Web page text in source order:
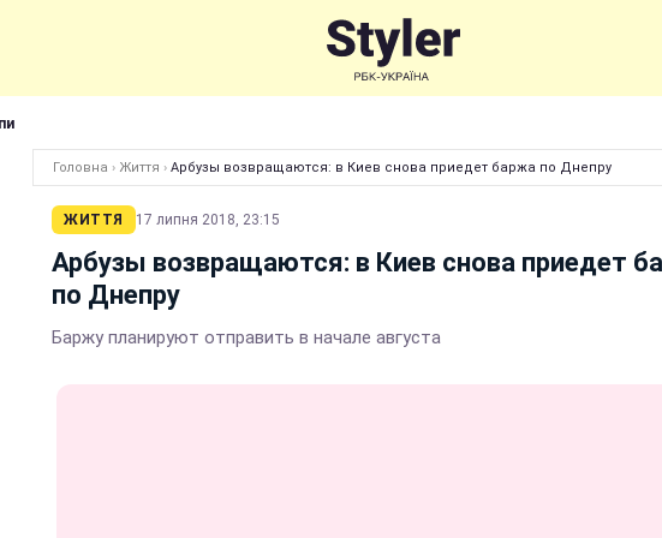
Головна › Життя › Арбузы возвращаются: в Киев снова приедет баржа по Днепру
ЖИТТЯ 17 липня 2018, 23:15
Арбузы возвращаются: в Киев снова приедет
по Днепру
Баржу планируют отправить в начале августа